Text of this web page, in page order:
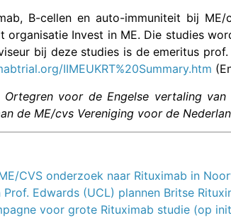
B-cellen en auto-immuniteit bij
organisatie Invest in ME. Die studies
bij deze studies is de emeritus
IIMEUKRT%20Summary.htm
Ortegren voor de Engelse vertaling
de ME/cvs Vereniging voor de
CVS onderzoek naar Rituximab in
Prof. Edwards (UCL) plannen Britse
voor grote Rituximab studie (op